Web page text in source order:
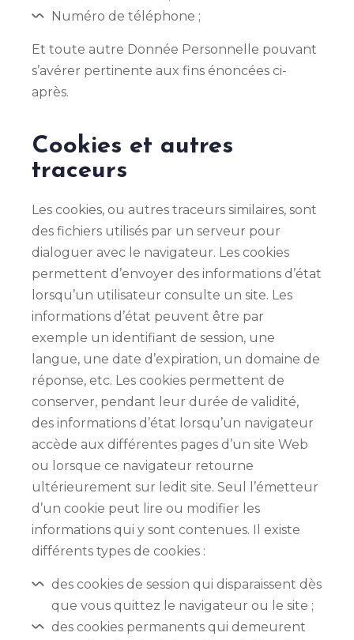
Numéro de téléphone ;
Et toute autre Donnée Personnelle pouvant
s’avérer pertinente aux fins énoncées ci-
après.
Cookies et autres
traceurs
Les cookies, ou autres traceurs similaires, sont
des fichiers utilisés par un serveur pour
dialoguer avec le navigateur. Les cookies
permettent d’envoyer des informations d’état
lorsqu’un utilisateur consulte un site. Les
informations d’état peuvent être par
exemple un identifiant de session, une
langue, une date d’expiration, un domaine de
réponse, etc. Les cookies permettent de
conserver, pendant leur durée de validité,
des informations d’état lorsqu’un navigateur
accède aux différentes pages d’un site Web
ou lorsque ce navigateur retourne
ultérieurement sur ledit site. Seul l’émetteur
d’un cookie peut lire ou modifier les
informations qui y sont contenues. Il existe
différents types de cookies :
des cookies de session qui disparaissent dès
que vous quittez le navigateur ou le site ;
des cookies permanents qui demeurent